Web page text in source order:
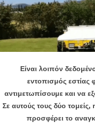
Είναι λοιπόν
εντοπισμός εστίας
αντιμετωπίσουμε και να
Σε αυτούς τους δύο
προσφέρει το